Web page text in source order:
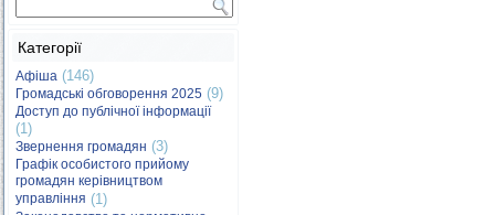
Категорії
Афіша (146)
Громадські обговорення 2025 (9)
Доступ до публічної інформації
(1)
Звернення громадян (3)
Графік особистого прийому
громадян керівництвом
управління (1)